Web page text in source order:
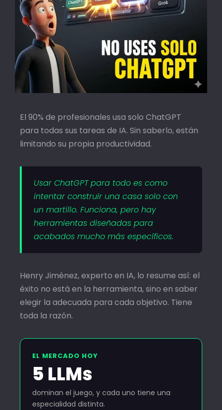
El 90% de profesionales usa solo ChatGPT
para todas sus tareas de IA. Sin saberlo, están
limitando su propia productividad.
Usar ChatGPT para todo es como
intentar construir una casa solo con
un martillo. Funciona, pero hay
herramientas diseñadas para
acabados mucho más específicos.
Henry Jiménez, experto en IA, lo resume así: el
éxito no está en la herramienta, sino en saber
elegir la adecuada para cada objetivo. Tiene
toda la razón.
EL MERCADO HOY
5 LLMs
dominan el juego, y cada uno tiene una
especialidad distinta.